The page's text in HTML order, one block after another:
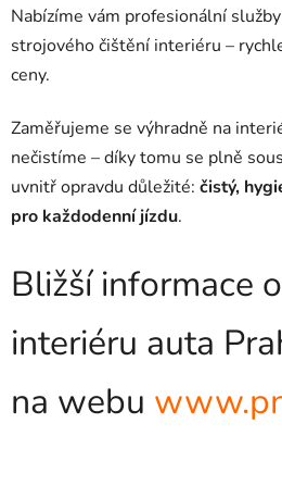
Nabízíme vám profesionální
strojového čištění interiéru –
ceny.
Zaměřujeme se výhradně na
nečistíme – díky tomu se plně
uvnitř opravdu důležité: čistý,
pro každodenní jízdu.
Bližší informace
interiéru auta
na webu